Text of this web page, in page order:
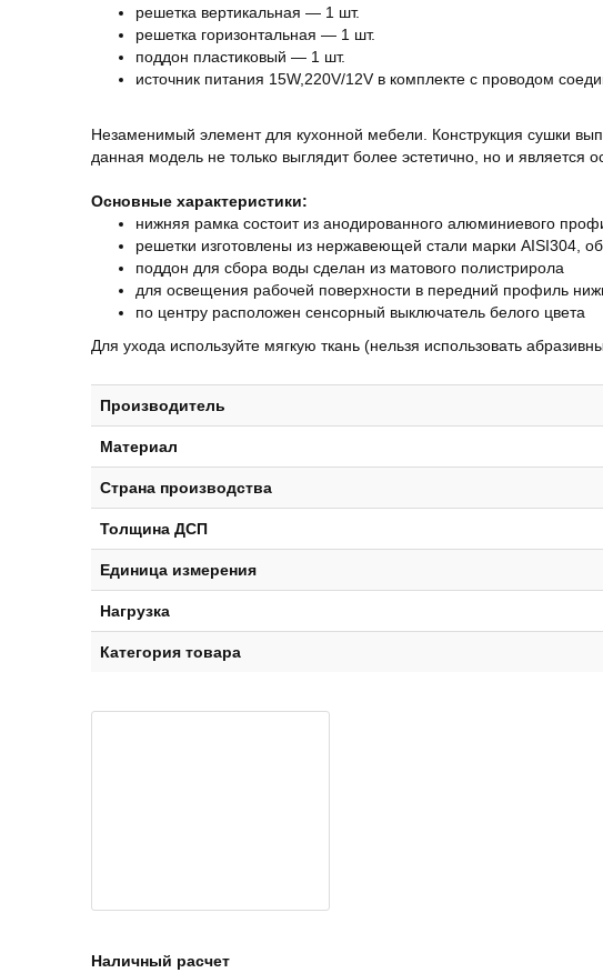
решетка вертикальная — 1 шт.
решетка горизонтальная — 1 шт.
поддон пластиковый — 1 шт.
источник питания 15W,220V/12V в комплекте с проводом
Незаменимый элемент для кухонной мебели. Конструкция сушки
данная модель не только выглядит более эстетично, но и является
Основные характеристики:
нижняя рамка состоит из анодированного алюминиевого
решетки изготовлены из нержавеющей стали марки AISI304,
поддон для сбора воды сделан из матового полистрирола
для освещения рабочей поверхности в передний профиль
по центру расположен сенсорный выключатель белого цвета
Для ухода используйте мягкую ткань (нельзя использовать
Производитель
Материал
Страна производства
Толщина ДСП
Единица измерения
Нагрузка
Категория товара
Наличный расчет